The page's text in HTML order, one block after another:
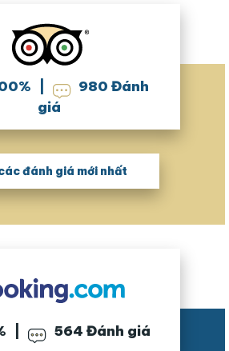
% 980 Đánh
giá
đánh giá mới nhất
564 Đánh giá